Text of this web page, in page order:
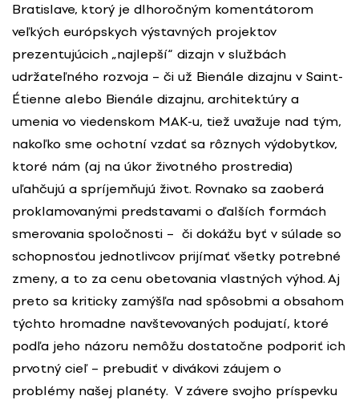
Bratislave, ktorý je dlhoročným komentátorom
veľkých európskych výstavných projektov
prezentujúcich „najlepší“ dizajn v službách
udržateľného rozvoja – či už Bienále dizajnu v Saint-
Étienne alebo Bienále dizajnu, architektúry a
umenia vo viedenskom MAK-u, tiež uvažuje nad tým,
nakoľko sme ochotní vzdať sa rôznych výdobytkov,
ktoré nám (aj na úkor životného prostredia)
uľahčujú a spríjemňujú život. Rovnako sa zaoberá
proklamovanými predstavami o ďalších formách
smerovania spoločnosti – či dokážu byť v súlade so
schopnosťou jednotlivcov prijímať všetky potrebné
zmeny, a to za cenu obetovania vlastných výhod. Aj
preto sa kriticky zamýšľa nad spôsobmi a obsahom
týchto hromadne navštevovaných podujatí, ktoré
podľa jeho názoru nemôžu dostatočne podporiť ich
prvotný cieľ – prebudiť v divákovi záujem o
problémy našej planéty. V závere svojho príspevku